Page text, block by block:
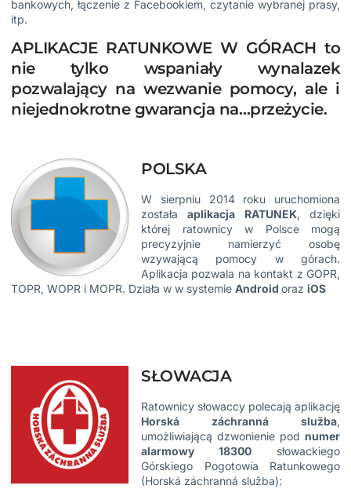
bankowych, łączenie z Facebookiem, czytanie wybranej prasy,
itp.
APLIKACJE RATUNKOWE W GÓRACH to
nie tylko wspaniały wynalazek
pozwalający na wezwanie pomocy, ale i
niejednokrotne gwarancja na…przeżycie.
POLSKA
W sierpniu 2014 roku uruchomiona
zostałaaplikacja RATUNEK, dzięki
której ratownicy w Polsce mogą
precyzyjnie namierzyć osobę
wzywającą pomocy w górach.
Aplikacja pozwala na kontakt z GOPR,
TOPR, WOPR i MOPR. Działa w w systemie Android oraz iOS
SŁOWACJA
Ratownicy słowaccy polecają aplikację
Horská záchranná služba,
umożliwiającą dzwonienie pod numer
alarmowy 18300 słowackiego
Górskiego Pogotowia Ratunkowego
(Horská záchranná služba):